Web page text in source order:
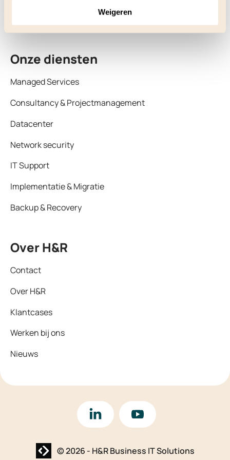
Weigeren
3542 AX Utrecht
Onze diensten
Managed Services
Consultancy & Projectmanagement
Datacenter
Network security
IT Support
Implementatie & Migratie
Backup & Recovery
Over H&R
Contact
Over H&R
Klantcases
Werken bij ons
Nieuws
Website laten maken? | Brthmrk
© 2026 - H&R Business IT Solutions
LinkedIn YouTube